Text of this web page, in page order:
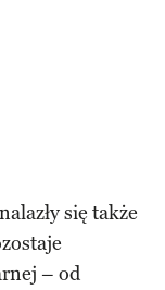
się także
– od